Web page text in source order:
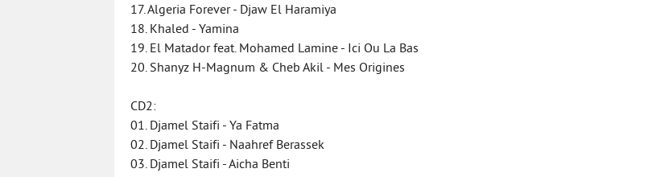
17. Algeria Forever - Djaw El Haramiya
18. Khaled - Yamina
19. El Matador feat. Mohamed Lamine - Ici Ou La Bas
20. Shanyz H-Magnum & Cheb Akil - Mes Origines
CD2:
01. Djamel Staifi - Ya Fatma
02. Djamel Staifi - Naahref Berassek
03. Djamel Staifi - Aicha Benti